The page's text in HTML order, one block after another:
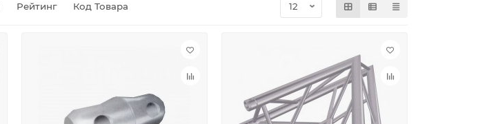
Рейтинг Код Товара